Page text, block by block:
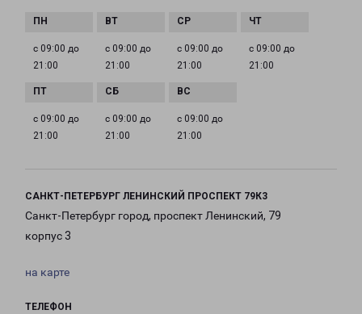
с 09:00 до
21:00
с 09:00 до
21:00
с 09:00 до
21:00
с 09:00 до
21:00
с 09:00 до
21:00
с 09:00 до
21:00
с 09:00 до
21:00
САНКТ-ПЕТЕРБУРГ ЛЕНИНСКИЙ ПРОСПЕКТ 79К3
Санкт-Петербург город, проспект Ленинский, 79
корпус 3
на карте
ТЕЛЕФОН